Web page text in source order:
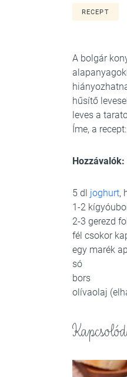
RECEPT
A bolgár
hűsítő
leves a
Íme, a recept:
Hozzávalók:
5 dl joghurt,
1-2
2-3 gerezd
fél csokor
egy marék
só
bors
olívaolaj